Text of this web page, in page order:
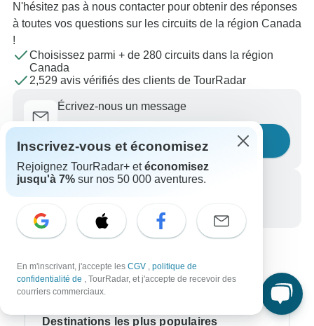
N'hésitez pas à nous contacter pour obtenir des réponses
à toutes vos questions sur les circuits de la région Canada
!
Choisissez parmi + de 280 circuits dans la région
Canada
2,529 avis vérifiés des clients de TourRadar
Écrivez-nous un message
Posez une question
Appelez-nous
Destinations les plus populaires
Inscrivez-vous et économisez
Rejoignez TourRadar+ etéconomisez
jusqu'à 7% sur nos 50 000 aventures.
En m'inscrivant, j'accepte les CGV , politique de
confidentialité de , TourRadar, et j'accepte de recevoir des
courriers commerciaux.